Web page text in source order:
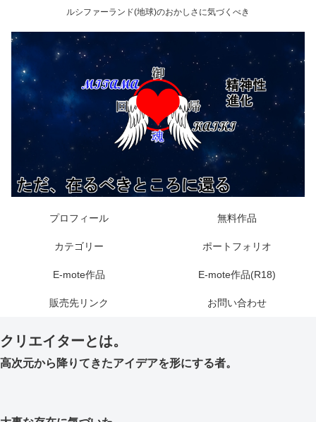
ルシファーランド(地球)のおかしさに気づくべき
プロフィール 無料作品
カテゴリー ポートフォリオ
E-mote作品 E-mote作品(R18)
販売先リンク お問い合わせ
クリエイターとは。
高次元から降りてきたアイデアを形にする者。